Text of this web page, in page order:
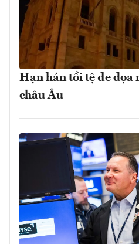
Hạn hán tồi tệ đe dọa
châu Âu